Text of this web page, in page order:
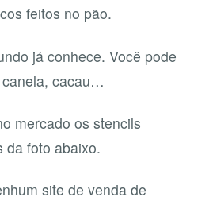
feitos no pão.
já conhece. Você pode
cacau…
mercado os stencils
da foto abaixo.
site de venda de